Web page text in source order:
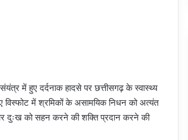
संयंत्र में हुए दर्दनाक हादसे पर छत्तीसगढ़ के स्वास्थ्य
विस्फोट में श्रमिकों के असामयिक निधन को अत्यंत
दुःख को सहन करने की शक्ति प्रदान करने की